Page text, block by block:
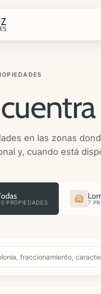
en las zonas
y, cuando está
PROPIEDADES 7